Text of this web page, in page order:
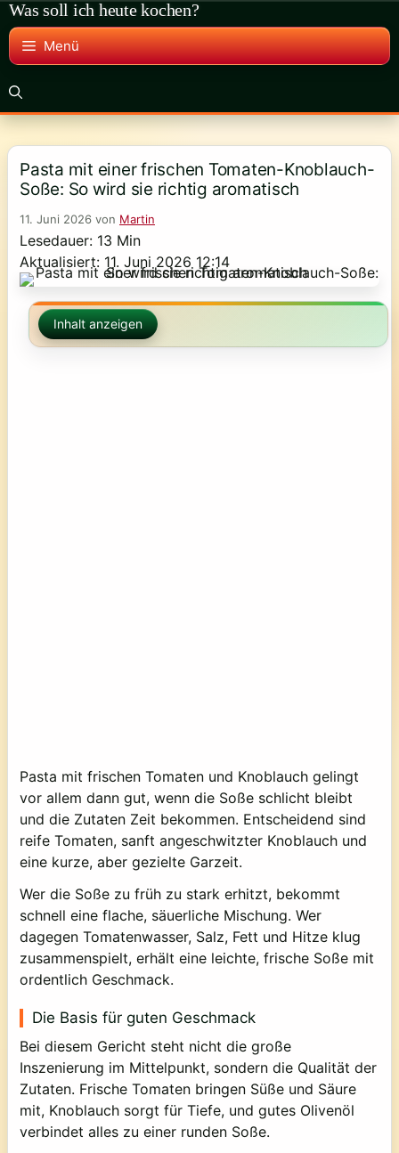
Zum
Inhalt
springen
Was soll ich heute kochen?
Menü
Pasta mit einer frischen Tomaten-Knoblauch-
Soße: So wird sie richtig aromatisch
11. Juni 2026 von Martin
Lesedauer: 13 Min
Aktualisiert: 11. Juni 2026 12:14
Inhalt anzeigen
Pasta mit frischen Tomaten und Knoblauch gelingt
vor allem dann gut, wenn die Soße schlicht bleibt
und die Zutaten Zeit bekommen. Entscheidend sind
reife Tomaten, sanft angeschwitzter Knoblauch und
eine kurze, aber gezielte Garzeit.
Wer die Soße zu früh zu stark erhitzt, bekommt
schnell eine flache, säuerliche Mischung. Wer
dagegen Tomatenwasser, Salz, Fett und Hitze klug
zusammenspielt, erhält eine leichte, frische Soße mit
ordentlich Geschmack.
Die Basis für guten Geschmack
Bei diesem Gericht steht nicht die große
Inszenierung im Mittelpunkt, sondern die Qualität der
Zutaten. Frische Tomaten bringen Süße und Säure
mit, Knoblauch sorgt für Tiefe, und gutes Olivenöl
verbindet alles zu einer runden Soße.